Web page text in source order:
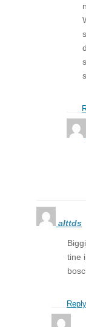
alttds
tine
Reply